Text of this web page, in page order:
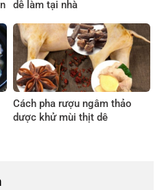
dễ làm tại nhà
Cách pha rượu ngâm thảo
dược khử mùi thịt dê